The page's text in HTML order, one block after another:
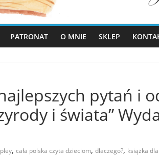
PATRONAT O MNIE SKLEP
pytań i
i świata”
, cała polska czyta dzieciom, dlaczego?, książka